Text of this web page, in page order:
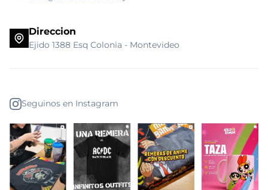
Direccion
Ejido 1388 Esq Colonia - Montevideo
Seguinos en Instagram